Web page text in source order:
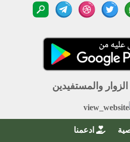
والمستفيدين
ادعمنا